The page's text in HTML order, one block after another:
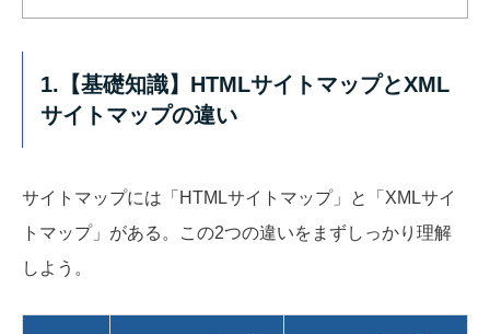
1.【基礎知識】HTMLサイトマップとXML
サイトマップの違い
サイトマップには「HTMLサイトマップ」と「XMLサイ
トマップ」がある。この2つの違いをまずしっかり理解
しよう。